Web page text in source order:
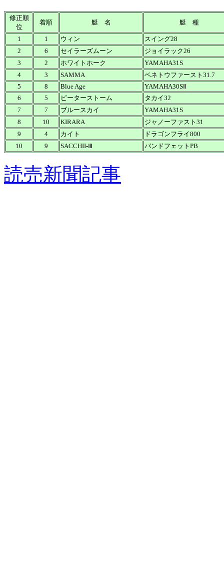
修正順
位
着順 艇 名 艇 種
1 1 ウィン
スイング28
2
6 セイラーズムーン
ジョイラック26
3
2 ホワイトホーク
YAMAHA31S
4
3 SAMMA
ベネトウファースト31.7
5
8 Blue Age
YAMAHA30SⅡ
6
5 ピーターストーム
タカイ32
7
7 ブルースカイ
YAMAHA31S
8
10 KIRARA
ジャノーファスト31
9
4 カイト
ドラゴンフライ800
10
9 SACCHII-Ⅲ バンドフェットPB
読売新聞記事